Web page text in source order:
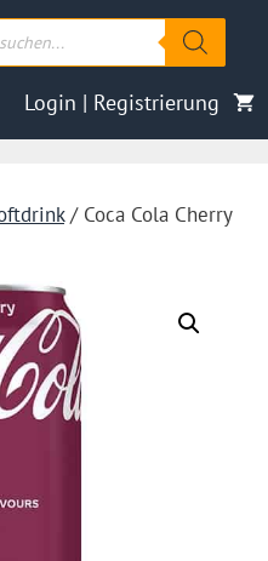
Login | Registrierung
/ Coca Cola Cherry